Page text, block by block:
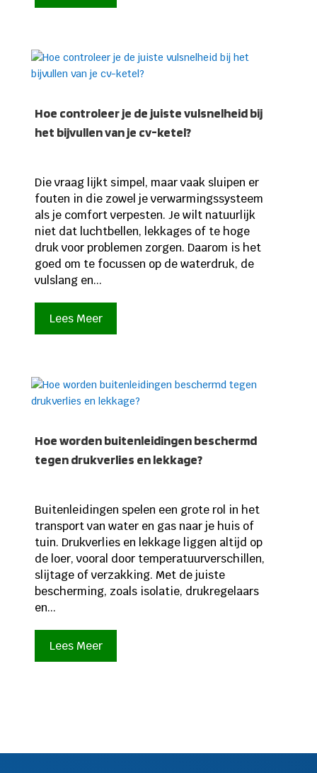
Hoe controleer je de juiste vulsnelheid bij
het bijvullen van je cv-ketel?
Die vraag lijkt simpel, maar vaak sluipen er
fouten in die zowel je verwarmingssysteem
als je comfort verpesten. Je wilt natuurlijk
niet dat luchtbellen, lekkages of te hoge
druk voor problemen zorgen. Daarom is het
goed om te focussen op de waterdruk, de
vulslang en...
Lees Meer
Hoe worden buitenleidingen beschermd
tegen drukverlies en lekkage?
Buitenleidingen spelen een grote rol in het
transport van water en gas naar je huis of
tuin. Drukverlies en lekkage liggen altijd op
de loer, vooral door temperatuurverschillen,
slijtage of verzakking. Met de juiste
bescherming, zoals isolatie, drukregelaars
en...
Lees Meer